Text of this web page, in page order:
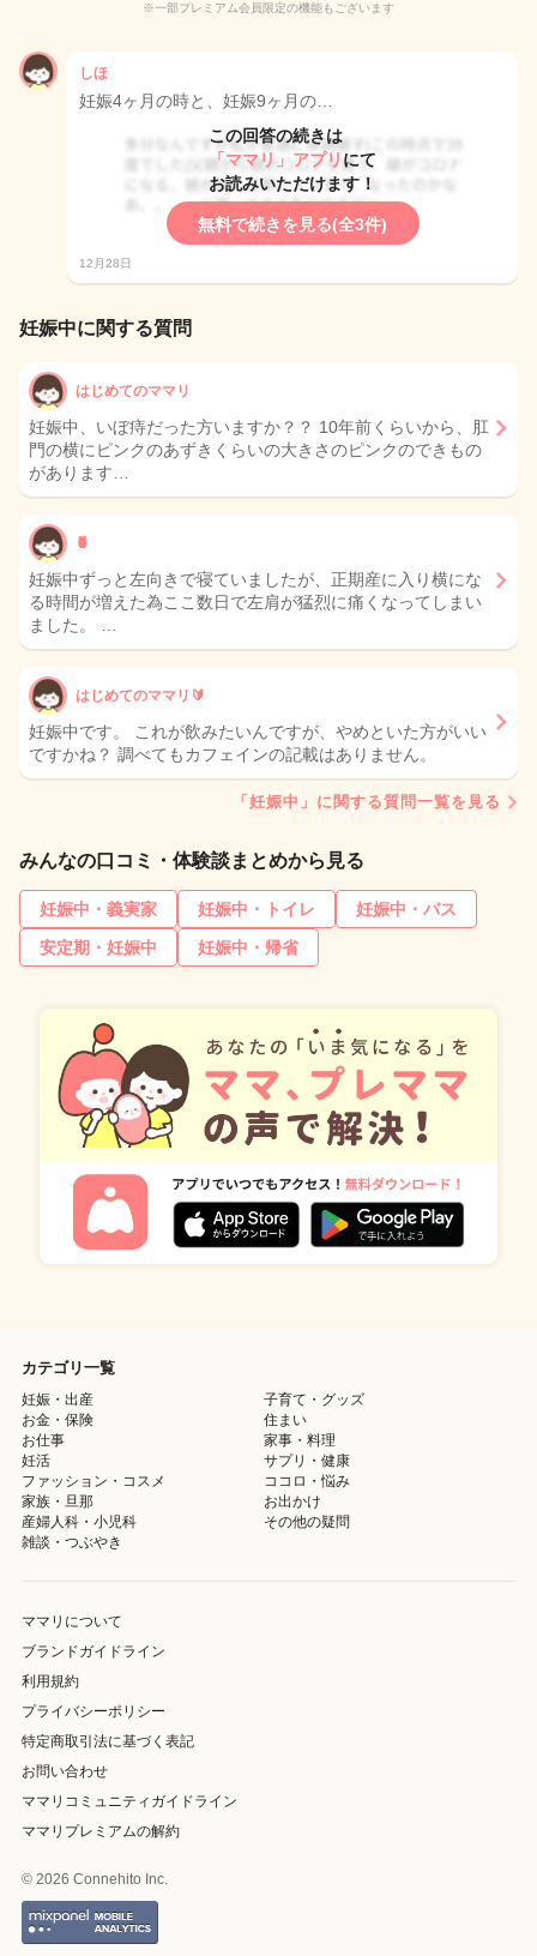
※一部プレミアム会員限定の機能もございます
しほ
妊娠4ヶ月の時と、妊娠9ヶ月の…
この回答の続きは
「ママリ」アプリ にて
お読みいただけます！
無料で続きを見る(全3件)
12月28日
妊娠中に関する質問
はじめてのママリ
妊娠中、いぼ痔だった方いますか？？ 10年前くらいから、肛
門の横にピンクのあずきくらいの大きさのピンクのできもの
があります…
🍍
妊娠中ずっと左向きで寝ていましたが、正期産に入り横にな
る時間が増えた為ここ数日で左肩が猛烈に痛くなってしまい
ました。 …
はじめてのママリ🔰
妊娠中です。 これが飲みたいんですが、やめといた方がいい
ですかね？ 調べてもカフェインの記載はありません。
「妊娠中」に関する質問一覧を見る
みんなの口コミ・体験談まとめから見る
妊娠中・義実家 妊娠中・トイレ
妊娠中・バス
安定期・妊娠中
妊娠中・帰省
カテゴリ一覧
妊娠・出産
子育て・グッズ
お金・保険
住まい
お仕事
家事・料理
妊活
サプリ・健康
ファッション・コスメ
ココロ・悩み
家族・旦那
お出かけ
産婦人科・小児科
その他の疑問
雑談・つぶやき
ママリについて
ブランドガイドライン
利用規約
プライバシーポリシー
特定商取引法に基づく表記
お問い合わせ
ママリコミュニティガイドライン
ママリプレミアムの解約
© 2026 Connehito Inc.